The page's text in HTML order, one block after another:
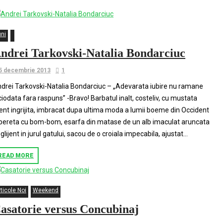
Tarkovski-Natalia Bondarciuc
decembrie 2013 1
Tarkovski-Natalia Bondarciuc – „Adevarata iubire nu ramane
fara raspuns” -Bravo! Barbatul inalt, costeliv, cu mustata
ingrijita, imbracat dupa ultima moda a lumii boeme din Occident
cu bom-bom, esarfa din matase de un alb imaculat aruncata
in jurul gatului, sacou de o croiala impecabila, ajustat...
MORE
Noi Weekend
versus Concubinaj